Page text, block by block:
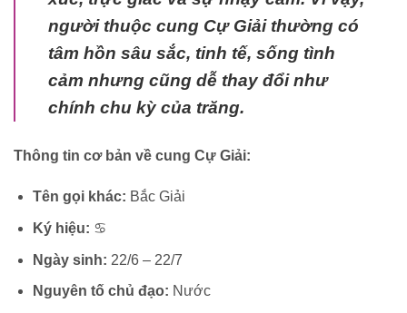
người thuộc cung Cự Giải thường có
tâm hồn sâu sắc, tinh tế, sống tình
cảm nhưng cũng dễ thay đổi như
chính chu kỳ của trăng.
Thông tin cơ bản về cung Cự Giải:
Tên gọi khác: Bắc Giải
Ký hiệu: ♋
Ngày sinh: 22/6 – 22/7
Nguyên tố chủ đạo: Nước